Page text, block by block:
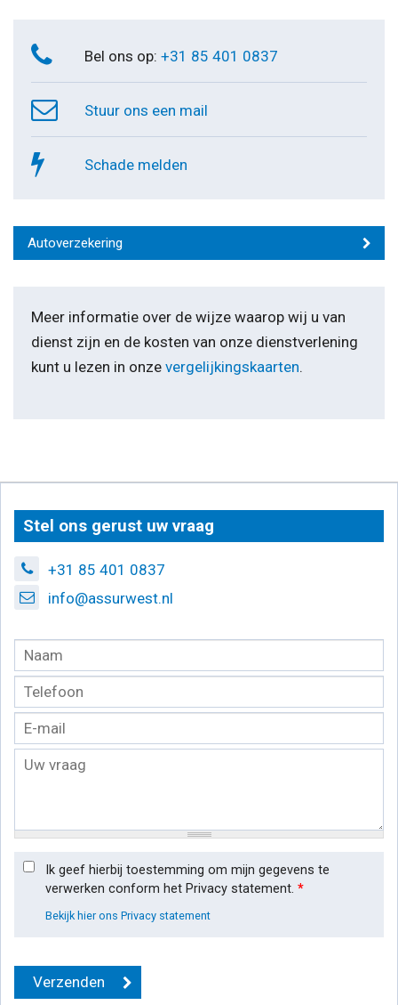
Bel ons op: +31 85 401 0837
Stuur ons een mail
Schade melden
Autoverzekering
Meer informatie over de wijze waarop wij u van
dienst zijn en de kosten van onze dienstverlening
kunt u lezen in onze vergelijkingskaarten.
Stel ons gerust uw vraag
+31 85 401 0837
info@assurwest.nl
Ik geef hierbij toestemming om mijn gegevens te
verwerken conform het Privacy statement. *
Bekijk hier ons Privacy statement